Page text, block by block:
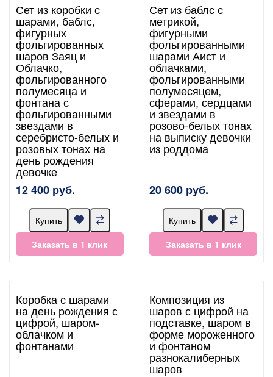
Сет из коробки с
шарами, баблс,
фигурных
фольгированных
шаров Заяц и
Облачко,
фольгированного
полумесяца и
фонтана с
фольгированными
звездами в
серебристо-белых и
розовых тонах на
день рождения
девочке
12 400 руб.
Купить
Заказать в 1 клик
Сет из баблс с
метрикой,
фигурными
фольгированными
шарами Аист и
облачками,
фольгированными
полумесяцем,
сферами, сердцами
и звездами в
розово-белых тонах
на выписку девочки
из роддома
20 600 руб.
Купить
Заказать в 1 клик
Коробка с шарами
на день рождения с
цифрой, шаром-
облачком и
фонтанами
Композиция из
шаров с цифрой на
подставке, шаром в
форме мороженного
и фонтаном
разнокалиберных
шаров